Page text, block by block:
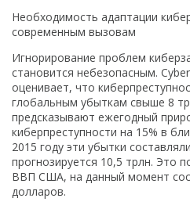
Необходимость адаптации
современным вызовам
Игнорирование проблем
становится небезопасным.
оценивает, что
глобальным убыткам свыше 8
предсказывают ежегодный
киберпреступности на 15% в
2015 году эти убытки
прогнозируется 10,5 трлн. Это
ВВП США, на данный момент
долларов.